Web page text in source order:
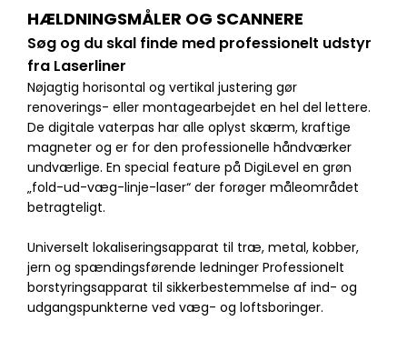
HÆLDNINGSMÅLER OG SCANNERE
Søg og du skal finde med professionelt udstyr
fra Laserliner
Nøjagtig horisontal og vertikal justering gør
renoverings- eller montagearbejdet en hel del lettere.
De digitale vaterpas har alle oplyst skærm, kraftige
magneter og er for den professionelle håndværker
undværlige. En special feature på DigiLevel en grøn
„fold-ud-væg-linje-laser“ der forøger måleområdet
betragteligt.
Universelt lokaliseringsapparat til træ, metal, kobber,
jern og spændingsførende ledninger Professionelt
borstyringsapparat til sikkerbestemmelse af ind- og
udgangspunkterne ved væg- og loftsboringer.